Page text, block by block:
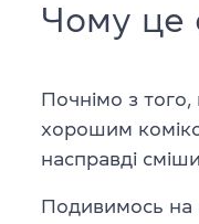
Чому це
Почнімо з
хорошим
насправді
Подивимось на